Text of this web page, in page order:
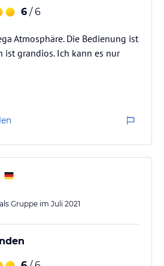
6 / 6
Atmosphäre. Die Bedienung ist
ist grandios. Ich kann es nur
Gruppe im Juli 2021